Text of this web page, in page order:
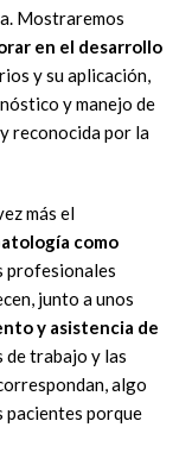
Mostraremos
en el desarrollo
y su aplicación,
y manejo de
reconocida por la
más el
como
profesionales
junto a unos
y asistencia de
de trabajo y las
algo
pacientes porque